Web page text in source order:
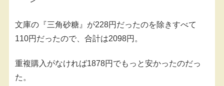
文庫の『三角砂糖』が228円だったのを除きすべて
110円だったので、合計は2098円。
重複購入がなければ1878円でもっと安かったのだっ
た。